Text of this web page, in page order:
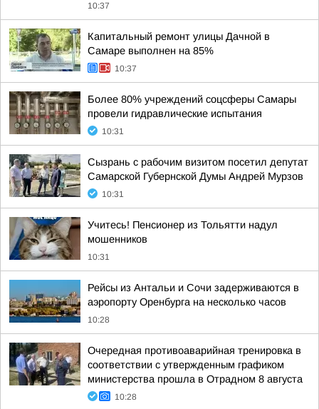
10:37
Капитальный ремонт улицы Дачной в
Самаре выполнен на 85%
10:37
Более 80% учреждений соцсферы Самары
провели гидравлические испытания
10:31
Сызрань с рабочим визитом посетил депутат
Самарской Губернской Думы Андрей Мурзов
10:31
Учитесь! Пенсионер из Тольятти надул
мошенников
10:31
Рейсы из Антальи и Сочи задерживаются в
аэропорту Оренбурга на несколько часов
10:28
Очередная противоаварийная тренировка в
соответствии с утвержденным графиком
министерства прошла в Отрадном 8 августа
10:28